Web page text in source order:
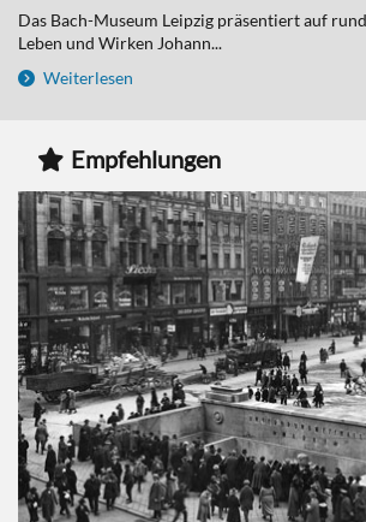
Das Bach-Museum Leipzig präsentiert auf
Leben und Wirken Johann...
Weiterlesen
Empfehlungen